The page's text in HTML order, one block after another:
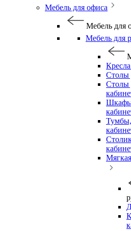
Мебель для офиса
Мебель для
Мебель для
Столы
Столы